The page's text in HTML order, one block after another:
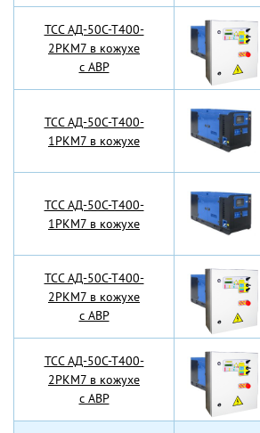
TCC АД-50С-Т400-
2РКМ7 в кожухе
с АВР
TCC АД-50С-Т400-
1РКМ7 в кожухе
TCC АД-50С-Т400-
1РКМ7 в кожухе
TCC АД-50С-Т400-
2РКМ7 в кожухе
с АВР
TCC АД-50С-Т400-
2РКМ7 в кожухе
с АВР